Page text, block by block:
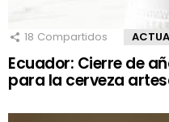
18 Compartidos
Ecuador: Cierre de
para la cerveza